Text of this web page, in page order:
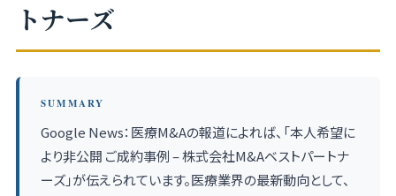
トナーズ
SUMMARY
Google News：医療M&Aの報道によれば、「本人希望に
より非公開 ご成約事例 – 株式会社M&Aベストパートナ
ーズ」が伝えられています。医療業界の最新動向として、